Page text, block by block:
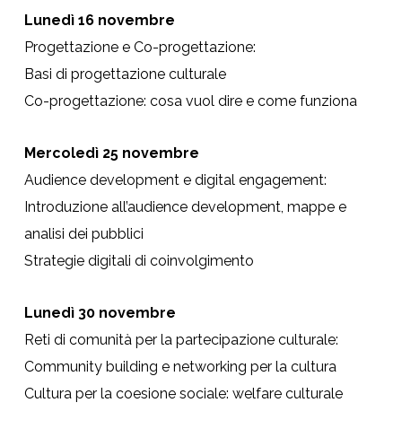
Lunedì 16 novembre
Progettazione e Co-progettazione:
Basi di progettazione culturale
Co-progettazione: cosa vuol dire e come funziona
Mercoledì 25 novembre
Audience development e digital engagement:
Introduzione all’audience development, mappe e
analisi dei pubblici
Strategie digitali di coinvolgimento
Lunedì 30 novembre
Reti di comunità per la partecipazione culturale:
Community building e networking per la cultura
Cultura per la coesione sociale: welfare culturale